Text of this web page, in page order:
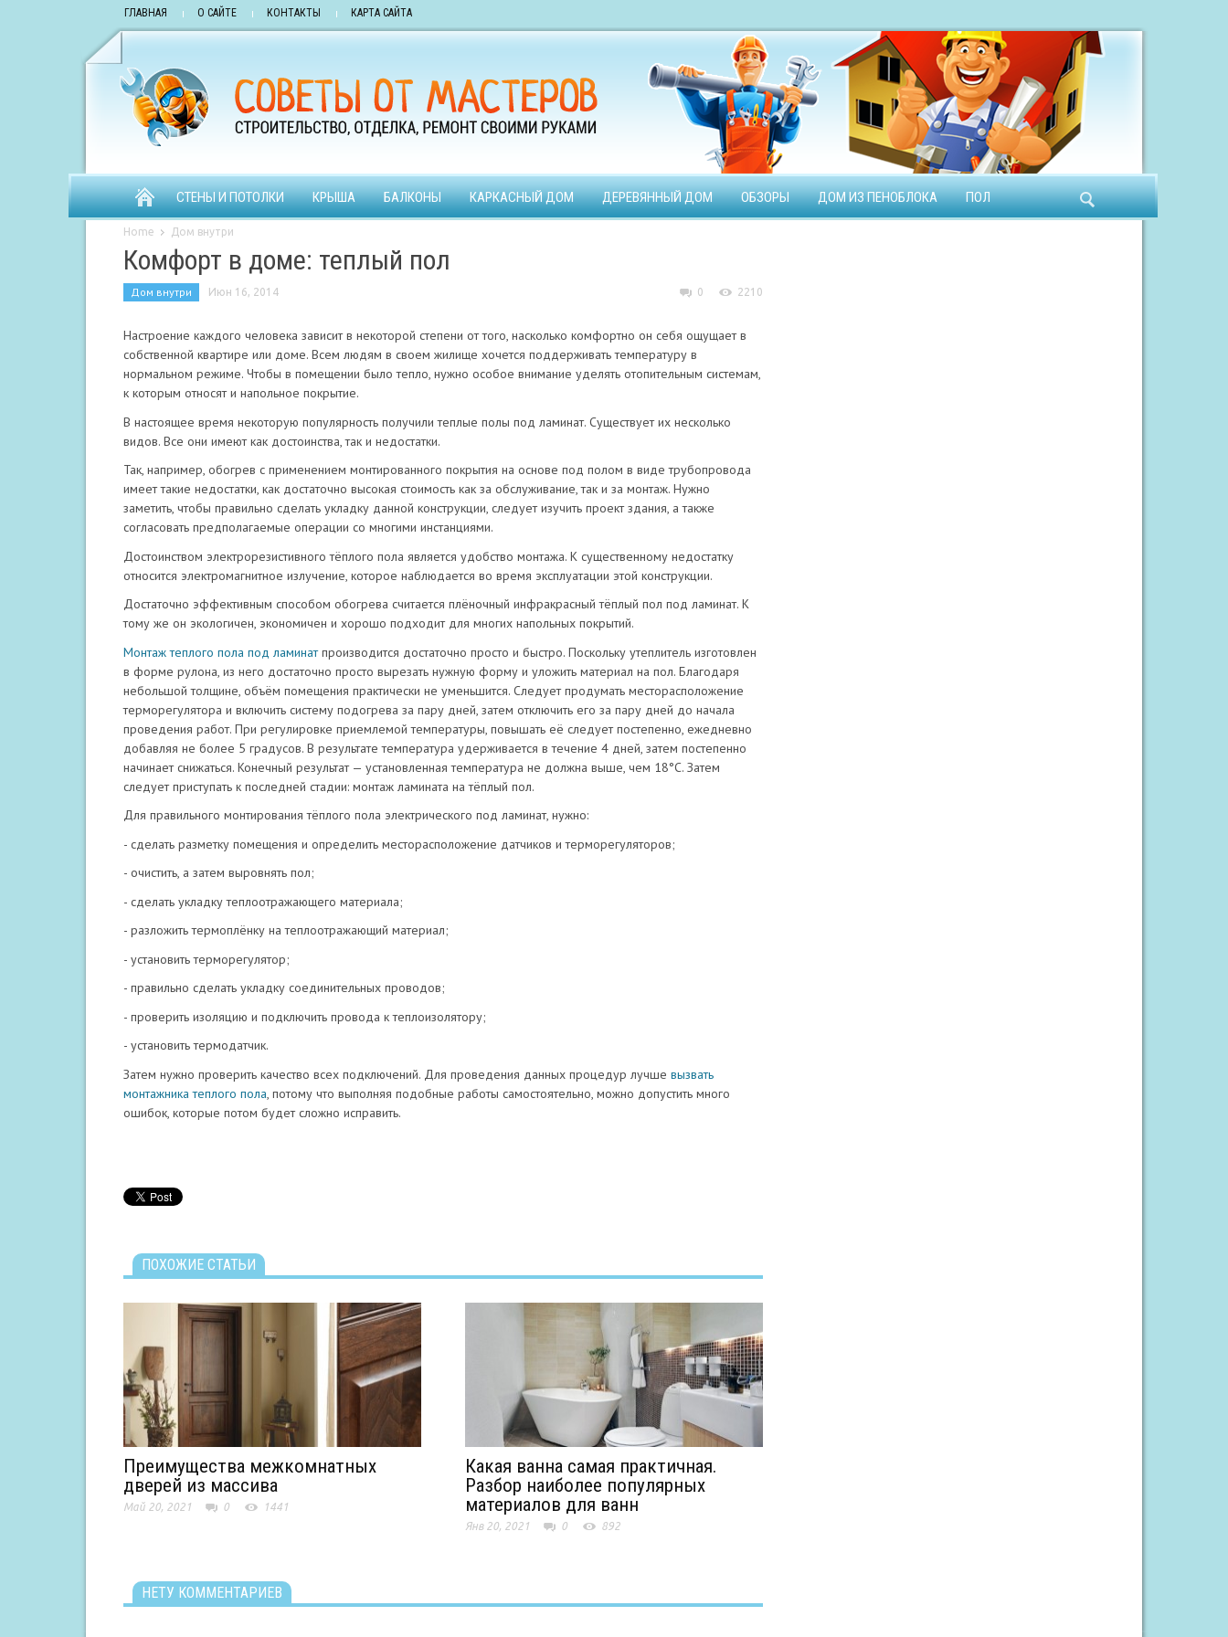
ГЛАВНАЯ О САЙТЕ КОНТАКТЫ КАРТА САЙТА
СТЕНЫ И ПОТОЛКИ КРЫША БАЛКОНЫ КАРКАСНЫЙ ДОМ ДЕРЕВЯННЫЙ ДОМ ОБЗОРЫ ДОМ ИЗ ПЕНОБЛОКА ПОЛ
Home Дом внутри
Комфорт в доме: теплый пол
Дом внутри Июн 16, 2014 0 2210
Настроение каждого человека зависит в некоторой степени от того, насколько комфортно он себя ощущает в
собственной квартире или доме. Всем людям в своем жилище хочется поддерживать температуру в
нормальном режиме. Чтобы в помещении было тепло, нужно особое внимание уделять отопительным системам,
к которым относят и напольное покрытие.
В настоящее время некоторую популярность получили теплые полы под ламинат. Существует их несколько
видов. Все они имеют как достоинства, так и недостатки.
Так, например, обогрев с применением монтированного покрытия на основе под полом в виде трубопровода
имеет такие недостатки, как достаточно высокая стоимость как за обслуживание, так и за монтаж. Нужно
заметить, чтобы правильно сделать укладку данной конструкции, следует изучить проект здания, а также
согласовать предполагаемые операции со многими инстанциями.
Достоинством электрорезистивного тёплого пола является удобство монтажа. К существенному недостатку
относится электромагнитное излучение, которое наблюдается во время эксплуатации этой конструкции.
Достаточно эффективным способом обогрева считается плёночный инфракрасный тёплый пол под ламинат. К
тому же он экологичен, экономичен и хорошо подходит для многих напольных покрытий.
Монтаж теплого пола под ламинатпроизводится достаточно просто и быстро. Поскольку утеплитель изготовлен
в форме рулона, из него достаточно просто вырезать нужную форму и уложить материал на пол. Благодаря
небольшой толщине, объём помещения практически не уменьшится. Следует продумать месторасположение
терморегулятора и включить систему подогрева за пару дней, затем отключить его за пару дней до начала
проведения работ. При регулировке приемлемой температуры, повышать её следует постепенно, ежедневно
добавляя не более 5 градусов. В результате температура удерживается в течение 4 дней, затем постепенно
начинает снижаться. Конечный результат — установленная температура не должна выше, чем 18°С. Затем
следует приступать к последней стадии: монтаж ламината на тёплый пол.
Для правильного монтирования тёплого пола электрического под ламинат, нужно:
- сделать разметку помещения и определить месторасположение датчиков и терморегуляторов;
- очистить, а затем выровнять пол;
- сделать укладку теплоотражающего материала;
- разложить термоплёнку на теплоотражающий материал;
- установить терморегулятор;
- правильно сделать укладку соединительных проводов;
- проверить изоляцию и подключить провода к теплоизолятору;
- установить термодатчик.
Затем нужно проверить качество всех подключений. Для проведения данных процедур лучше вызвать
монтажника теплого пола , потому что выполняя подобные работы самостоятельно, можно допустить много
ошибок, которые потом будет сложно исправить.
ПОХОЖИЕ СТАТЬИ
Преимущества межкомнатных
дверей из массива
Май 20, 2021 0 1441
Какая ванна самая практичная.
Разбор наиболее популярных
материалов для ванн
Янв 20, 2021 0 892
НЕТУ КОММЕНТАРИЕВ